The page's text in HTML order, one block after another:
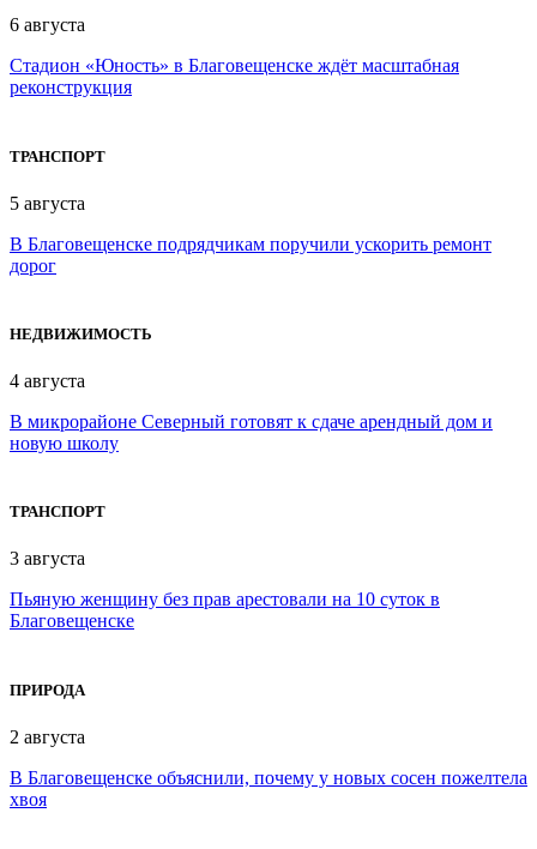
6 августа
Стадион «Юность» в Благовещенске ждёт масштабная
реконструкция
ТРАНСПОРТ
5 августа
В Благовещенске подрядчикам поручили ускорить ремонт
дорог
НЕДВИЖИМОСТЬ
4 августа
В микрорайоне Северный готовят к сдаче арендный дом и
новую школу
ТРАНСПОРТ
3 августа
Пьяную женщину без прав арестовали на 10 суток в
Благовещенске
ПРИРОДА
2 августа
В Благовещенске объяснили, почему у новых сосен пожелтела
хвоя